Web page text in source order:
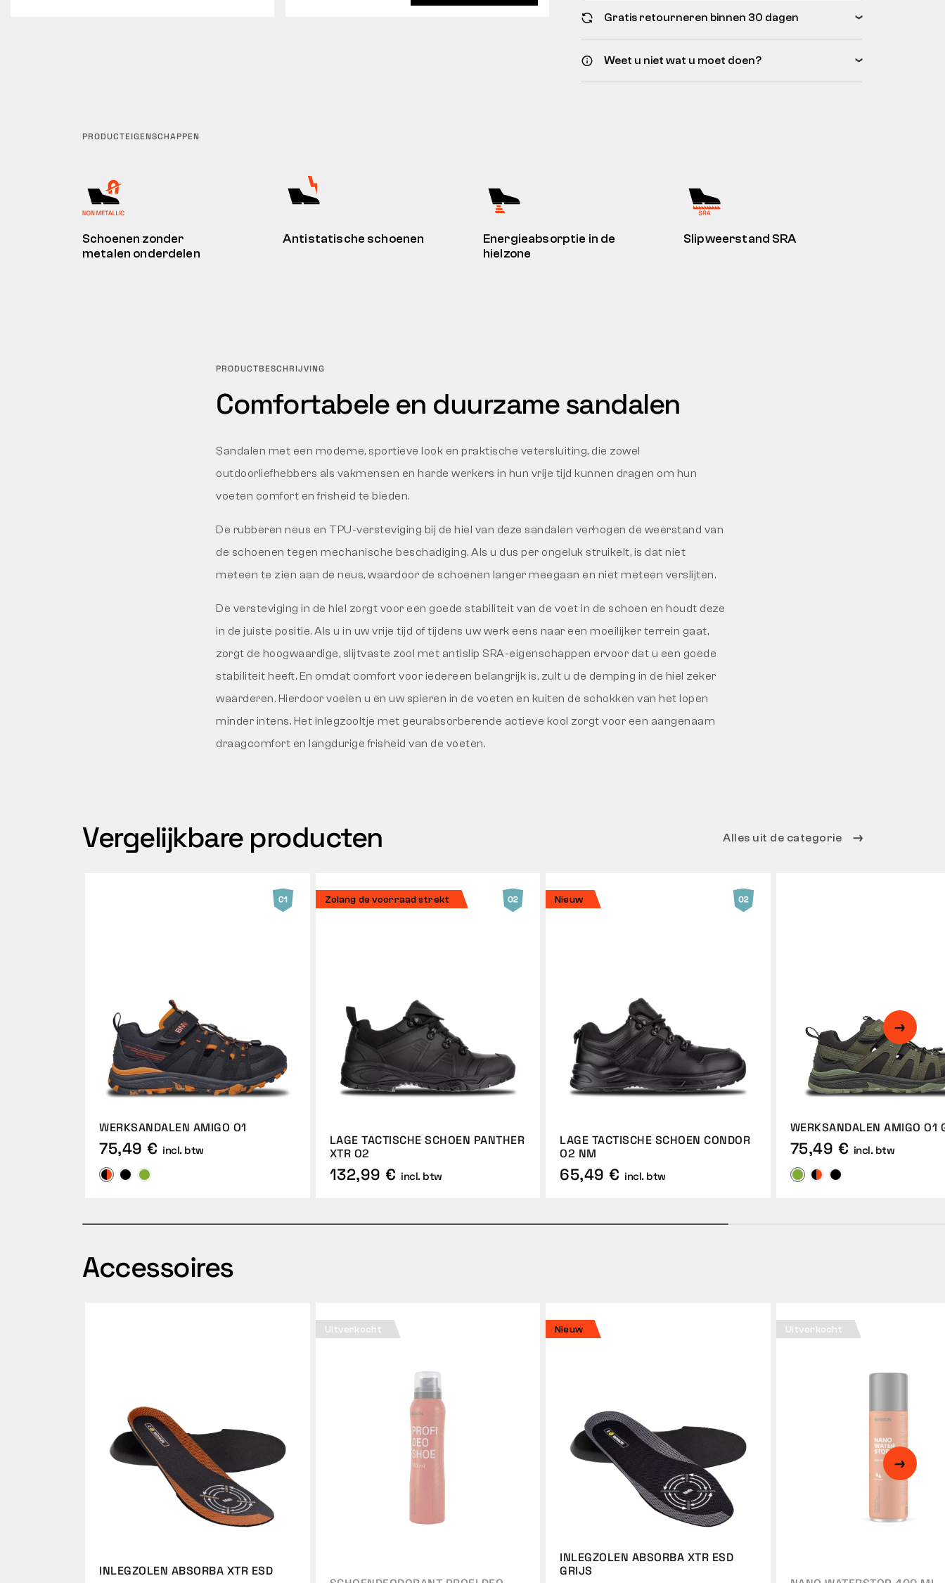
Gratis retourneren binnen 30 dagen
Weet u niet wat u moet doen?
PRODUCTEIGENSCHAPPEN
Schoenen zonder
metalen onderdelen
Antistatische schoenen
Energieabsorptie in de
hielzone
Slipweerstand SRA
PRODUCTBESCHRIJVING
Comfortabele en duurzame sandalen
Sandalen met een moderne, sportieve look en praktische vetersluiting, die zowel
outdoorliefhebbers als vakmensen en harde werkers in hun vrije tijd kunnen dragen om hun
voeten comfort en frisheid te bieden.
De rubberen neus en TPU-versteviging bij de hiel van deze sandalen verhogen de weerstand van
de schoenen tegen mechanische beschadiging. Als u dus per ongeluk struikelt, is dat niet
meteen te zien aan de neus, waardoor de schoenen langer meegaan en niet meteen verslijten.
De versteviging in de hiel zorgt voor een goede stabiliteit van de voet in de schoen en houdt deze
in de juiste positie. Als u in uw vrije tijd of tijdens uw werk eens naar een moeilijker terrein gaat,
zorgt de hoogwaardige, slijtvaste zool met antislip SRA-eigenschappen ervoor dat u een goede
stabiliteit heeft. En omdat comfort voor iedereen belangrijk is, zult u de demping in de hiel zeker
waarderen. Hierdoor voelen u en uw spieren in de voeten en kuiten de schokken van het lopen
minder intens. Het inlegzooltje met geurabsorberende actieve kool zorgt voor een aangenaam
draagcomfort en langdurige frisheid van de voeten.
Vergelijkbare producten Alles uit de categorie
WERKSANDALEN AMIGO O1
75,49 € incl. btw
Zolang de voorraad strekt
LAGE TACTISCHE SCHOEN PANTHER
XTR O2
132,99 € incl. btw
Nieuw
LAGE TACTISCHE SCHOEN CONDOR
O2 NM
65,49 € incl. btw
WERKSANDALEN AMIGO O1
75,49 € incl. btw
Accessoires
INLEGZOLEN ABSORBA XTR ESD
Uitverkocht Nieuw
INLEGZOLEN ABSORBA XTR ESD
GRIJS
Uitverkocht